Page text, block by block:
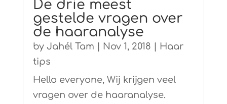
De drie meest
gestelde vragen over
de haaranalyse
by Jahél Tam Nov 1, 2018
Haar
tips
Hello everyone, Wij krijgen veel
vragen over de haaranalyse.